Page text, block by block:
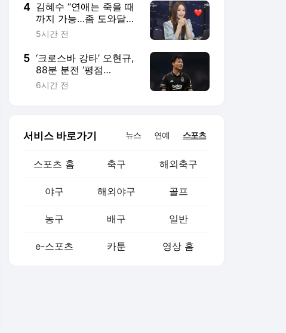
4 김혜수 “연애는 죽을 때
까지 가능…좀 도와달
라”
5시간 전
5 ‘크로스바 강타’ 오현규,
88분 분전 ‘평점
7.2’···‘10명 뛴’ 베식타시,
6시간 전
서비스 바로가기 뉴스 연예 스포츠
스포츠 홈 축구 해외축구
야구 해외야구 골프
농구 배구 일반
e-스포츠 카툰 영상 홈